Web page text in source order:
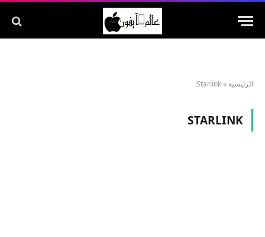
الرئيسية »
Starlink
STARLINK